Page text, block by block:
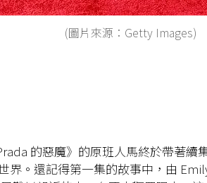
(圖片來源：Getty Images)
的惡魔》的原班人馬終於帶著續
界。還記得第一集的故事中，由